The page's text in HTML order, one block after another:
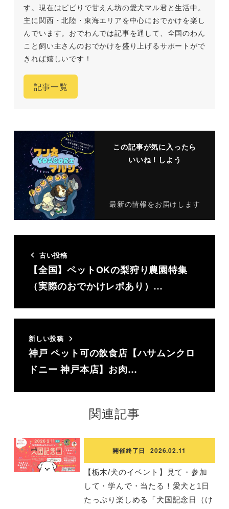
す。現在はビビりで甘えん坊の愛犬マル君と生活中。
主に関西・北陸・東海エリアを中心におでかけを楽し
んでいます。おでわんでは記事を通して、全国のわん
こと飼い主さんのおでかけを盛り上げるサポートがで
きれば嬉しいです！
記事一覧
この記事が気に入ったら
いいね！しよう
最新の情報をお届けします
古い投稿
【全国】ペットOKの梨狩り農園特集
（実際のおでかけレポあり）…
新しい投稿
神戸 ペット可の飲食店【ハサムンクロ
ドニー 神戸本店】お肉…
関連記事
開催終了日 2026.02.11
【栃木/犬のイベント】見て・参加
して・学んで・当たる！愛犬と1日
たっぷり楽しめる「犬国記念日（け